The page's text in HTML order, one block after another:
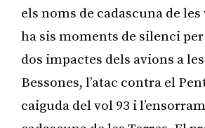
els noms de cadascuna de
ha sis moments de silenci
dos impactes dels avions a
Bessones, l’atac contra el
caiguda del vol 93 i